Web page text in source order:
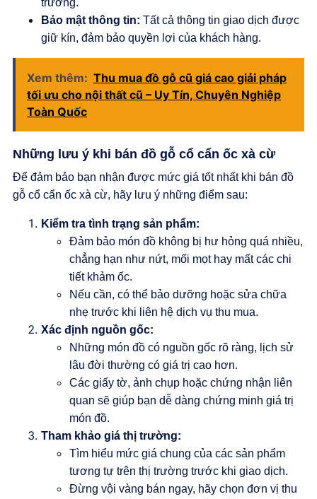
trường.
Bảo mật thông tin: Tất cả thông tin giao dịch được
giữ kín, đảm bảo quyền lợi của khách hàng.
Xem thêm: Thu mua đồ gỗ cũ giá cao giải pháp
tối ưu cho nội thất cũ – Uy Tín, Chuyên Nghiệp
Toàn Quốc
Những lưu ý khi bán đồ gỗ cổ cẩn ốc xà cừ
Để đảm bảo bạn nhận được mức giá tốt nhất khi bán đồ
gỗ cổ cẩn ốc xà cừ, hãy lưu ý những điểm sau:
Kiểm tra tình trạng sản phẩm:
Đảm bảo món đồ không bị hư hỏng quá nhiều,
chẳng hạn như nứt, mối mọt hay mất các chi
tiết khảm ốc.
Nếu cần, có thể bảo dưỡng hoặc sửa chữa
nhẹ trước khi liên hệ dịch vụ thu mua.
Xác định nguồn gốc:
Những món đồ có nguồn gốc rõ ràng, lịch sử
lâu đời thường có giá trị cao hơn.
Các giấy tờ, ảnh chụp hoặc chứng nhận liên
quan sẽ giúp bạn dễ dàng chứng minh giá trị
món đồ.
Tham khảo giá thị trường:
Tìm hiểu mức giá chung của các sản phẩm
tương tự trên thị trường trước khi giao dịch.
Đừng vội vàng bán ngay, hãy chọn đơn vị thu